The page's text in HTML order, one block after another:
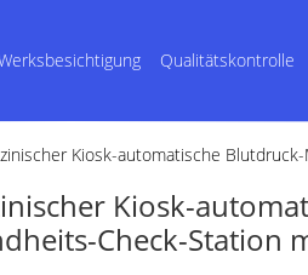
Qualitätskontrolle
Kiosk-automatische
Kiosk-
Check-Station